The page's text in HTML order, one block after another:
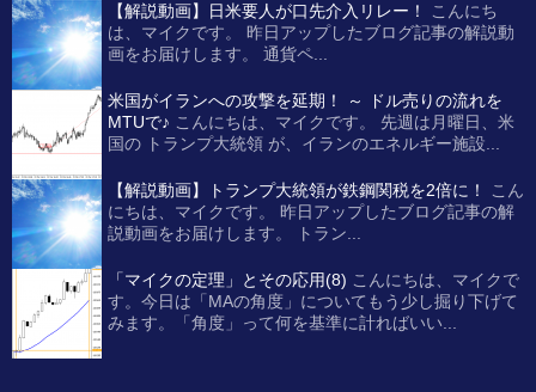
【解説動画】日米要人が口先介入リレー！
こんにち
は、マイクです。 昨日アップしたブログ記事の解説動
画をお届けします。 通貨ペ...
米国がイランへの攻撃を延期！ ～ ドル売りの流れを
MTUで♪ こんにちは、マイクです。 先週は月曜日、米
国の トランプ大統領 が、イランのエネルギー施設...
【解説動画】トランプ大統領が鉄鋼関税を2倍に！
こん
にちは、マイクです。 昨日アップしたブログ記事の解
説動画をお届けします。 トラン...
「マイクの定理」とその応用(8) こんにちは、マイクで
す。今日は「MAの角度」についてもう少し掘り下げて
みます。「角度」って何を基準に計ればいい...